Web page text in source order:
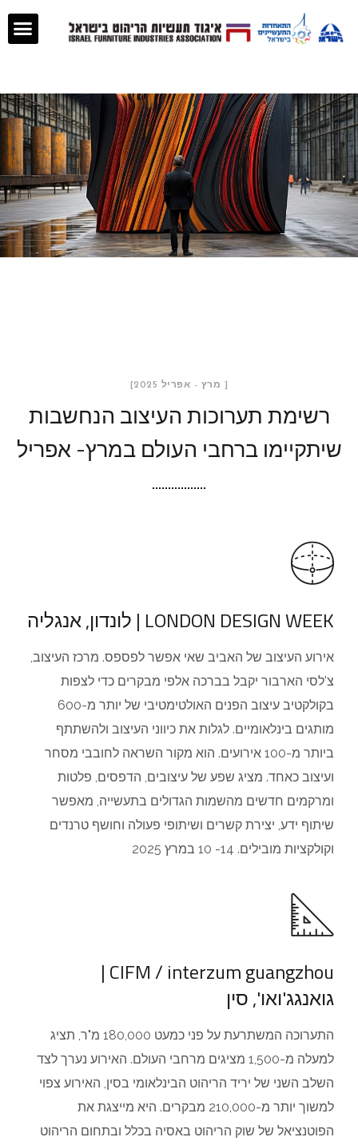
[ מרץ - אפריל 2025]
רשימת תערוכות העיצוב הנחשבות
שיתקיימו ברחבי העולם במרץ- אפריל
LONDON DESIGN WEEK | לונדון, אנגליה
אירוע העיצוב של האביב שאי אפשר לפספס. מרכז העיצוב,
צ'לסי הארבור יקבל בברכה אלפי מבקרים כדי לצפות
בקולקטיב עיצוב הפנים האולטימטיבי של יותר מ-600
מותגים בינלאומיים. לגלות את כיווני העיצוב ולהשתתף
ביותר מ-100 אירועים. הוא מקור השראה לחובבי מסחר
ועיצוב כאחד. מציג שפע של עיצובים, הדפסים, פלטות
ומרקמים חדשים מהשמות הגדולים בתעשייה, מאפשר
שיתוף ידע, יצירת קשרים ושיתופי פעולה וחושף טרנדים
וקולקציות מובילים. 14- 10 במרץ 2025
CIFM / interzum guangzhou |
גואנגג'ואו', סין
התערוכה המשתרעת על פני כמעט 180,000 מ"ר, תציג
למעלה מ-1,500 מציגים מרחבי העולם. האירוע נערך לצד
השלב השני של יריד הריהוט הבינלאומי בסין, האירוע צפוי
למשוך יותר מ-210,000 מבקרים. היא מייצגת את
הפוטנציאל של שוק הריהוט באסיה בכלל ובתחום הריהוט